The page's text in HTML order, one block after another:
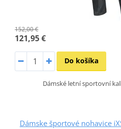
152,00 €
121,95 €
Do košíka
Dámské letní sportovní
Dámske športové nohavice